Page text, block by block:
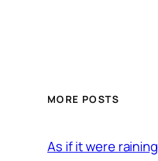
MORE POSTS
As if it were raining